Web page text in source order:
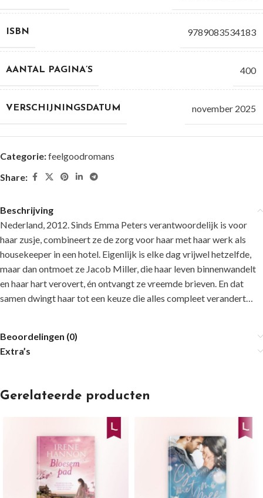
ISBN 9789083534183
AANTAL PAGINA’S 400
VERSCHIJNINGSDATUM november 2025
Categorie:feelgoodromans
Share:
Beschrijving
Nederland, 2012. Sinds Emma Peters verantwoordelijk is voor
haar zusje, combineert ze de zorg voor haar met haar werk als
housekeeper in een hotel. Eigenlijk is elke dag vrijwel hetzelfde,
maar dan ontmoet ze Jacob Miller, die haar leven binnenwandelt
en haar hart verovert, én ontvangt ze vreemde brieven. En dat
samen dwingt haar tot een keuze die alles compleet verandert…
Beoordelingen (0)
Extra’s
Gerelateerde producten